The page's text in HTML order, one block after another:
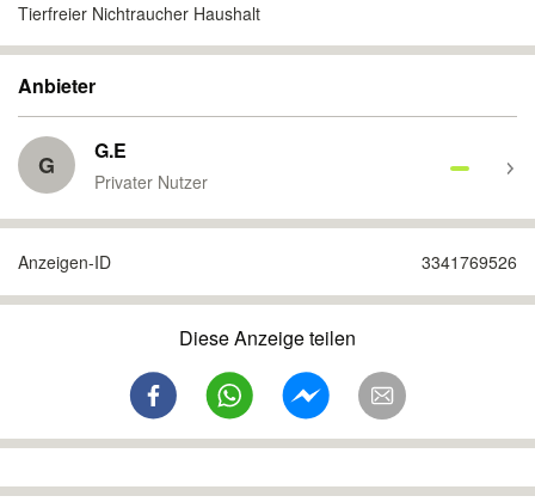
Tierfreier Nichtraucher Haushalt
Anbieter
G G.E
Privater Nutzer
Anzeigen-ID 3341769526
Diese Anzeige teilen